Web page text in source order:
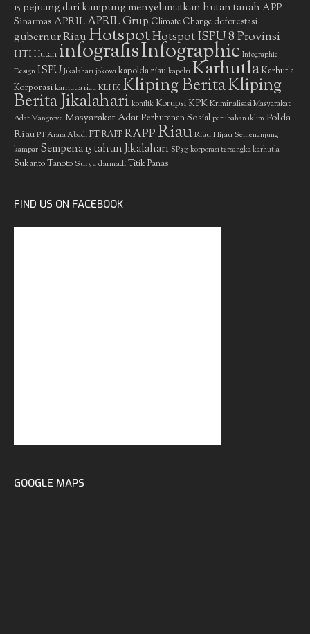
15 pejuang dari kampung menyelamatkan hutan tanah APP
Sinarmas APRIL APRIL Grup Climate Change deforestasi
gubernur RiauHotspotHotspot ISPU 8 Provinsi
HTIHutan infografisInfographic Infographic
Design ISPU Jikalahari jokowi kapolda riau kapolri KarhutlaKarhutla
Korporasikarhutla riauKLHKKliping BeritaKliping
Berita Jikalahari konflik Korupsi KPKKriminalisasi Masyarakat
Adat Mangrove Masyarakat AdatPerhutanan Sosial perubahan iklim Polda
Riau PT Arara Abadi PT RAPPRAPPRiauRiau Hijau Semenanjung
kampar Sempena 15 tahun Jikalahari SP3 15 korporasi tersangka karhutla
Sukanto Tanoto Surya darmadiTitik Panas
FIND US ON FACEBOOK
GOOGLE MAPS